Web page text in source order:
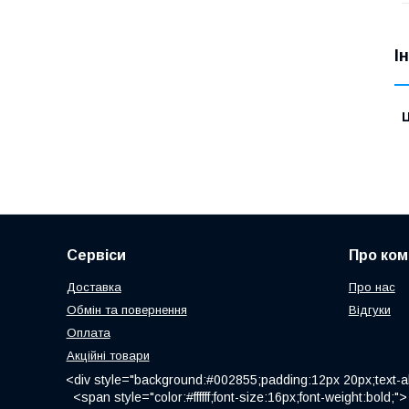
Сервіси
Доставка
Обмін та повернення
Оплата
Акційні товари
Про
Про нас
Відгуки
<div style="background:#002855;padding:12px
<span style="color:#ffffff;font-size:16px;font-weight:bold;">